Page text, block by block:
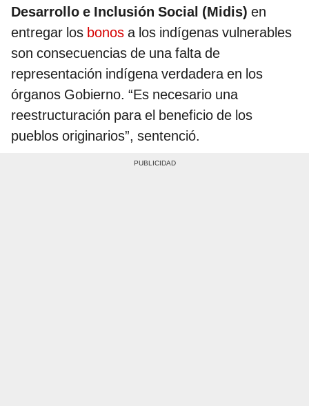
Desarrollo e Inclusión Social (Midis) en
entregar los bonos a los indígenas vulnerables
son consecuencias de una falta de
representación indígena verdadera en los
órganos Gobierno. “Es necesario una
reestructuración para el beneficio de los
pueblos originarios”, sentenció.